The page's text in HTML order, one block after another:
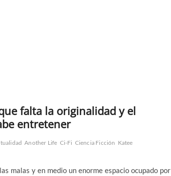
falta la originalidad y el
entretener
Another Life Ci-Fi Ciencia Ficción Katee
malas y en medio un enorme espacio ocupado por